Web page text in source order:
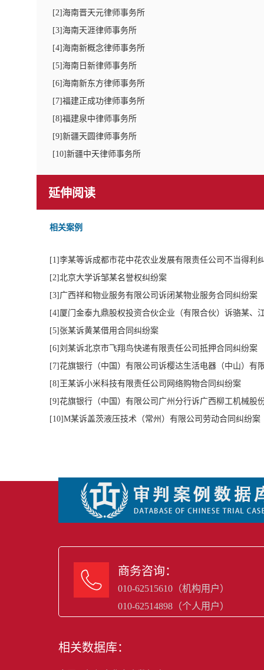
[2]海南晋天元律师事务所
[3]海南天涯律师事务所
[4]海南新概念律师事务所
[5]海南日新律师事务所
[6]海南新东方律师事务所
[7]福建正成功律师事务所
[8]福建泉中律师事务所
[9]新疆天圆律师事务所
[10]新疆中天律师事务所
延伸阅读
相关案例
[1]李某等诉成都市花中花农业发展有限责任公司不当得利
[2]北京大学诉邹某名誉权纠纷案
[3]广西祥和物业服务有限公司诉闭某物业服务合同纠纷案
[4]厦门金泰九鼎股权投资合伙企业（有限合伙）诉骆某、
[5]张某诉黄某借用合同纠纷案
[6]刘某诉北京市飞翔鸟快递有限责任公司抵押合同纠纷案
[7]花旗银行（中国）有限公司诉樱达生活电器（中山）有
[8]王某诉小米科技有限责任公司网络购物合同纠纷案
[9]花旗银行（中国）有限公司广州分行诉广西柳工机械股
[10]M某诉盖茨液压技术（常州）有限公司劳动合同纠纷案
 商务咨询：
010-62515610（机构用户）
010-62514898（个人用户）
相关数据库：